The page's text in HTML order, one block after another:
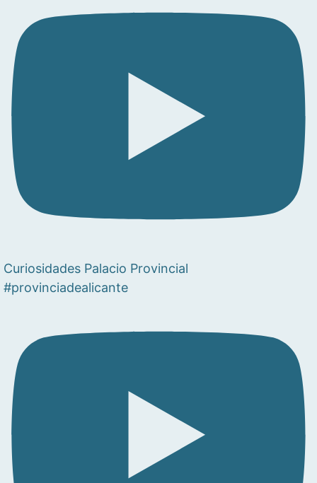
Curiosidades Palacio Provincial
#provinciadealicante